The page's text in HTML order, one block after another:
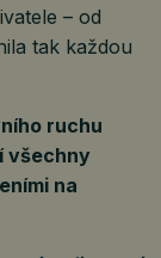
– od
tak každou
ruchu
všechny
na